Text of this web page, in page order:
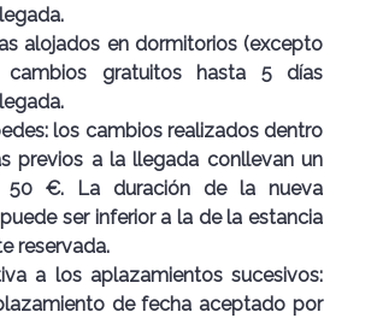
alojados en dormitorios (excepto
cambios gratuitos hasta 5 días
los cambios realizados dentro
previos a la llegada conllevan un
50 €. La duración de la nueva
ser inferior a la de la estancia
reservada.
a los aplazamientos sucesivos:
de fecha aceptado por